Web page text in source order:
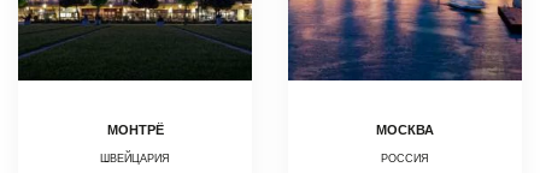
МОНТРЁ
ШВЕЙЦАРИЯ
МОСКВА
РОССИЯ